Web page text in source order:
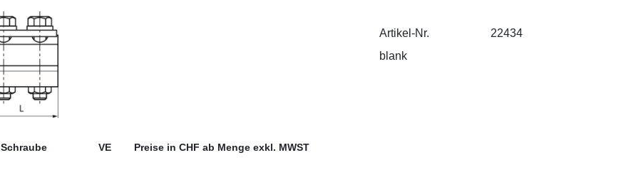
Artikel-Nr.
22434
blank
Schraube VE Preise in CHF ab Menge exkl. MWST